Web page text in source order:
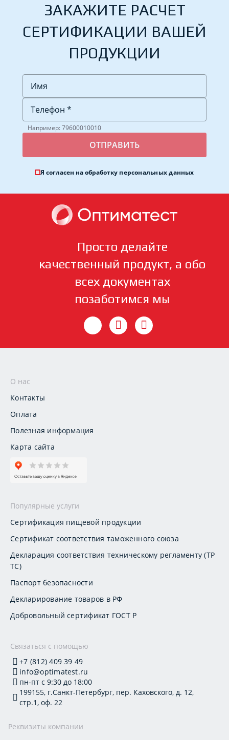
ЗАКАЖИТЕ РАСЧЕТ
СЕРТИФИКАЦИИ ВАШЕЙ
ПРОДУКЦИИ
Например: 79600010010
Я согласен на обработку персональных данных
Просто делайте
качественный продукт, а обо
всех документах
позаботимся мы
О нас
Контакты
Оплата
Полезная информация
Карта сайта
Популярные услуги
Сертификация пищевой продукции
Сертификат соответствия таможенного союза
Декларация соответствия техническому регламенту (ТР
ТС)
Паспорт безопасности
Декларирование товаров в РФ
Добровольный сертификат ГОСТ Р
Связаться с помощью
+7 (812) 409 39 49
info@optimatest.ru
пн-пт с 9:30 до 18:00
199155, г.Санкт-Петербург, пер. Каховского, д. 12,
стр.1, оф. 22
Реквизиты компании